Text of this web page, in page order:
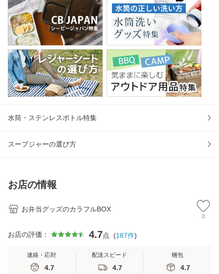
水筒・ステンレスボトル特集
スープジャーの選び方
お店の情報
お弁当グッズのカラフルBOX
0
お店の評価： 4.7点 (187件)
連絡・応対
4.7
配送スピード
4.7
梱包
4.7